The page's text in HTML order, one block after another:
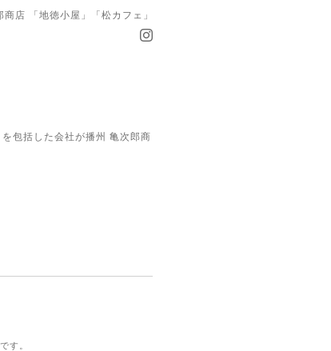
商店 「地徳小屋」「松カフェ」
包括した会社が播州 亀次郎商
す。